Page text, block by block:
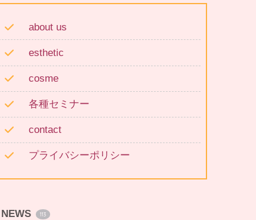
about us
esthetic
cosme
各種セミナー
contact
プライバシーポリシー
NEWS 113